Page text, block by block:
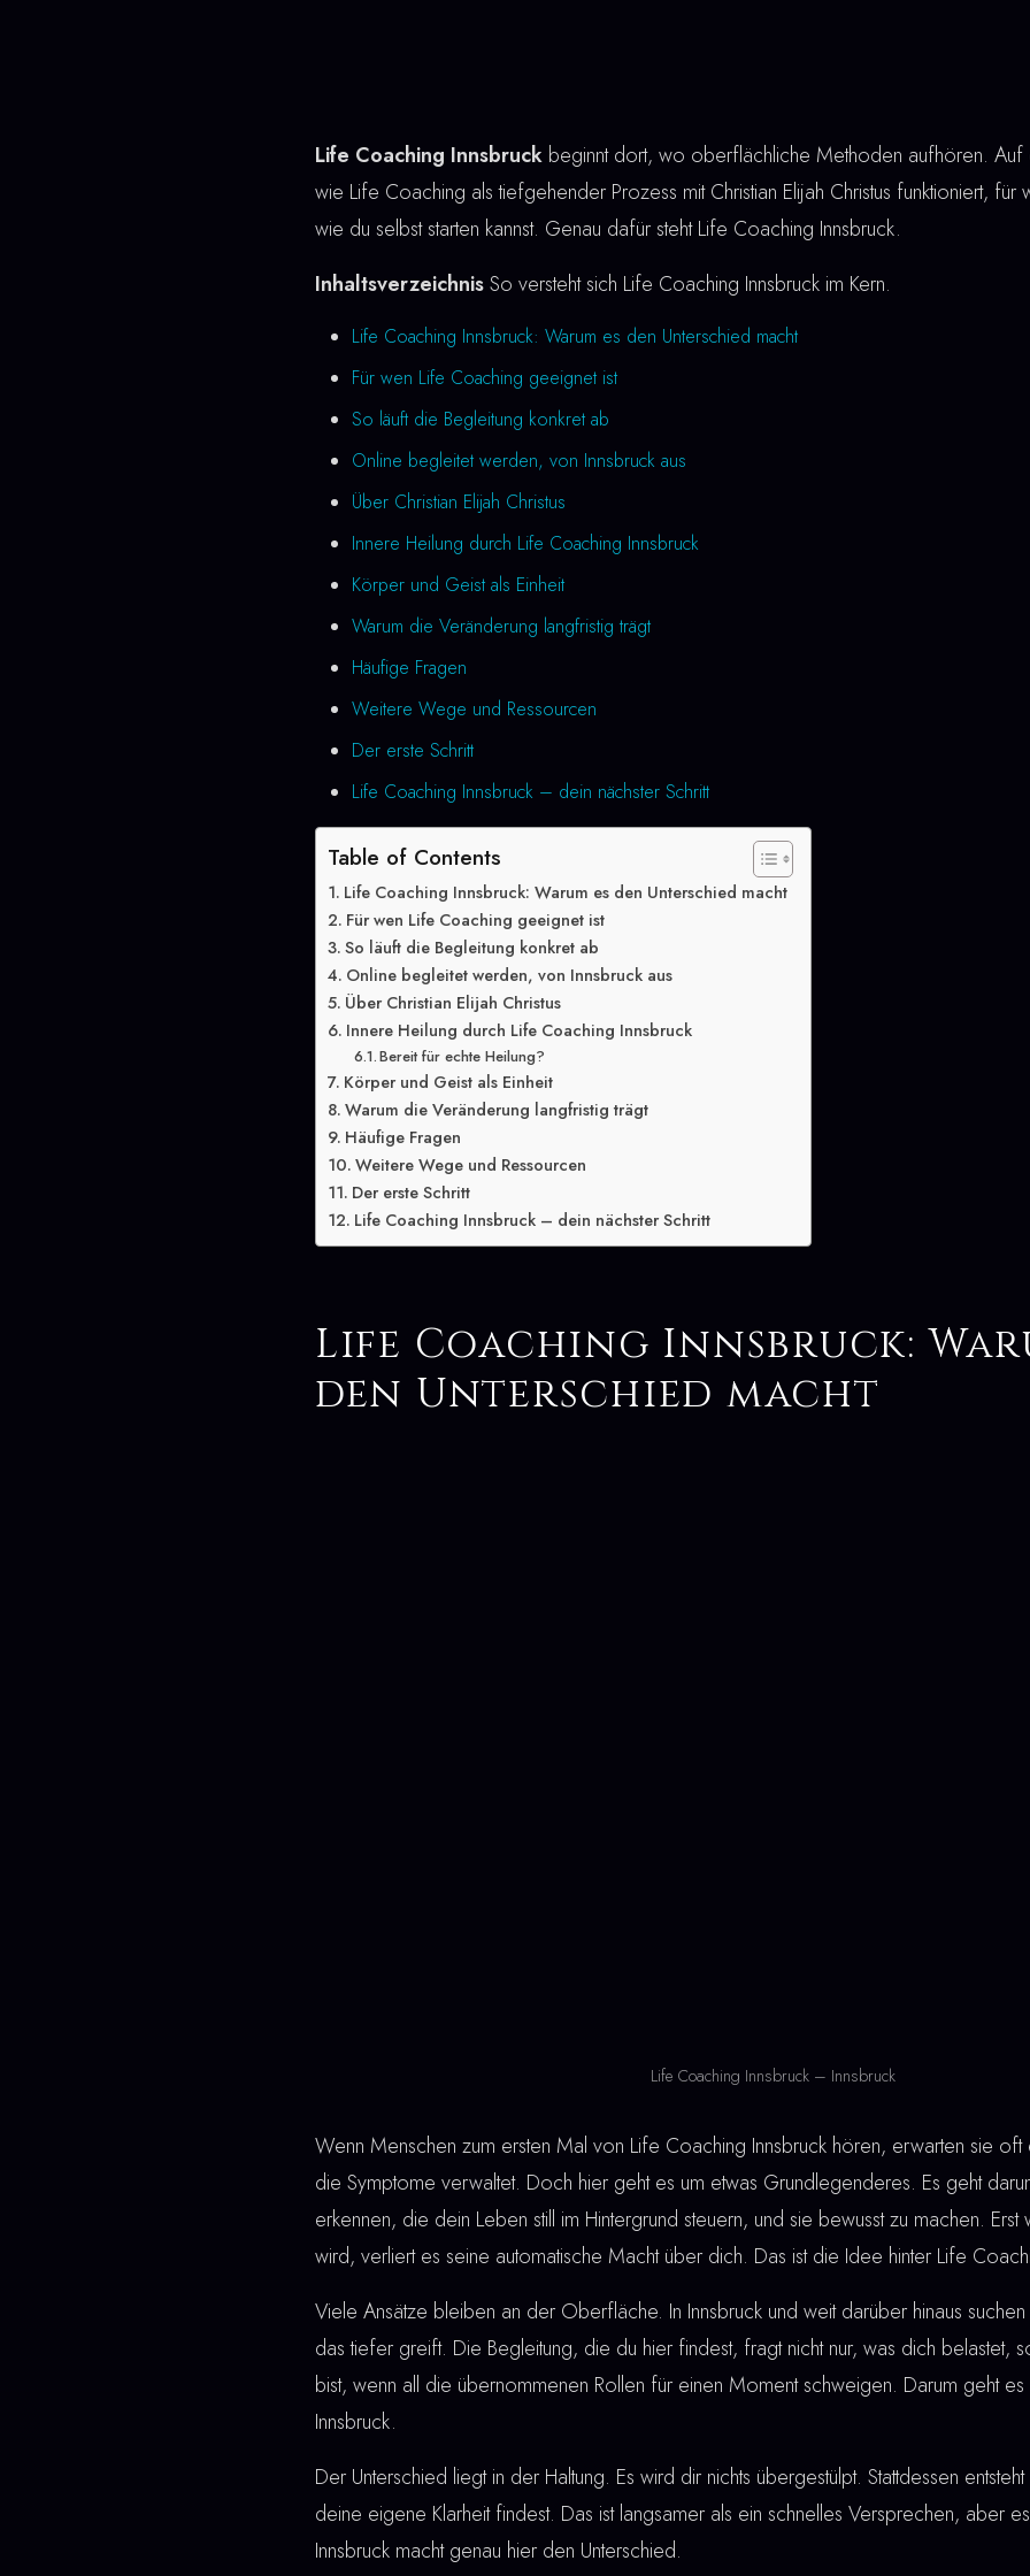
Life Coaching Innsbruck beginnt dort, wo oberflächliche Methoden aufhören. Auf
wie Life Coaching als tiefgehender Prozess mit Christian Elijah Christus funktioniert, für
wie du selbst starten kannst. Genau dafür steht Life Coaching Innsbruck.
InhaltsverzeichnisSo versteht sich Life Coaching Innsbruck im Kern.
Life Coaching Innsbruck: Warum es den Unterschied macht
Für wen Life Coaching geeignet ist
So läuft die Begleitung konkret ab
Online begleitet werden, von Innsbruck aus
Über Christian Elijah Christus
Innere Heilung durch Life Coaching Innsbruck
Körper und Geist als Einheit
Warum die Veränderung langfristig trägt
Häufige Fragen
Weitere Wege und Ressourcen
Der erste Schritt
Life Coaching Innsbruck – dein nächster Schritt
Table of Contents
Life Coaching Innsbruck: Warum es den Unterschied macht
Für wen Life Coaching geeignet ist
So läuft die Begleitung konkret ab
Online begleitet werden, von Innsbruck aus
Über Christian Elijah Christus
Innere Heilung durch Life Coaching Innsbruck
Bereit für echte Heilung?
Körper und Geist als Einheit
Warum die Veränderung langfristig trägt
Häufige Fragen
Weitere Wege und Ressourcen
Der erste Schritt
Life Coaching Innsbruck – dein nächster Schritt
Life Coaching Innsbruck:
den Unterschied macht
Life Coaching Innsbruck – Innsbruck
Wenn Menschen zum ersten Mal von Life Coaching Innsbruck hören, erwarten sie
die Symptome verwaltet. Doch hier geht es um etwas Grundlegenderes. Es geht
erkennen, die dein Leben still im Hintergrund steuern, und sie bewusst zu machen. Erst
wird, verliert es seine automatische Macht über dich. Das ist die Idee hinter Life
Viele Ansätze bleiben an der Oberfläche. In Innsbruck und weit darüber hinaus
das tiefer greift. Die Begleitung, die du hier findest, fragt nicht nur, was dich belastet,
bist, wenn all die übernommenen Rollen für einen Moment schweigen. Darum geht
Innsbruck.
Der Unterschied liegt in der Haltung. Es wird dir nichts übergestülpt. Stattdessen
deine eigene Klarheit findest. Das ist langsamer als ein schnelles Versprechen, aber
Innsbruck macht genau hier den Unterschied.